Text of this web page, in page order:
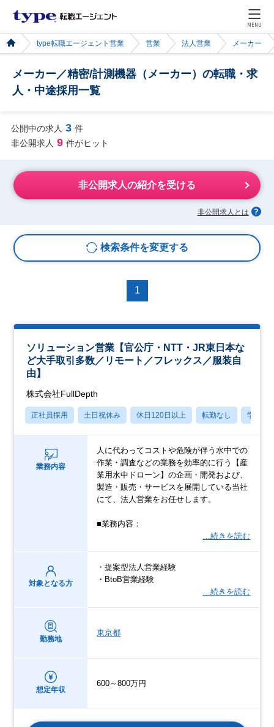
MENU
type転職エージェント営業 営業 法人営業 メーカー
メーカー／精密/計測機器（メーカー）の転職・求
人・中途採用一覧
公開中の求人 3 件
非公開求人 9 件がヒット
非公開求人の紹介を受ける
非公開求人とは
検索条件を変更する
1
ソリューション営業【官公庁・NTT・JR東日本な
ど大手取引多数／リモート／フレックス／服装自
由】
株式会社FullDepth
正社員採用 土日祝休み 休日120日以上 転勤なし 学歴不
業務内容
人に代わってコストや危険が伴う水中での
作業・調査などの業務を効率的に行う【産
業用水中ドローン】の企画・開発および、
製造・販売・サービスを展開している当社
にて、法人営業をお任せします。
■業務内容：
…続きを読む
対象となる方
・提案型法人営業経験
・BtoB営業経験
…続きを読む
勤務地
東京都
想定年収
600～800万円